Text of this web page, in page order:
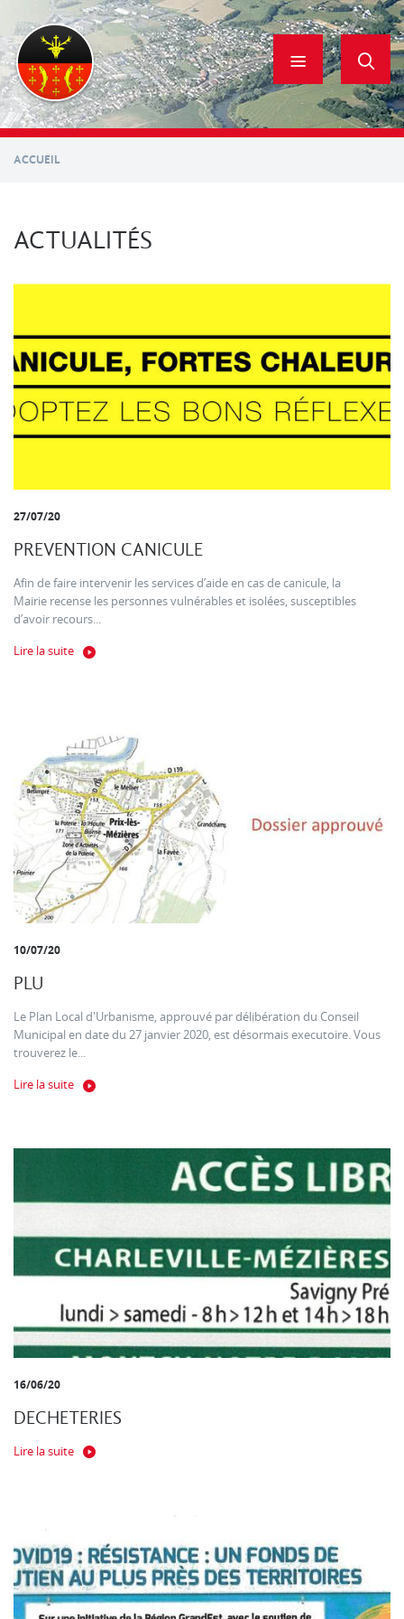
contenu
principal
ACCUEIL
ACTUALITÉS
27/07/20
PREVENTION CANICULE
Afin de faire intervenir les services d’aide en cas de canicule, la
Mairie recense les personnes vulnérables et isolées, susceptibles
d’avoir recours...
Lire la suite
10/07/20
PLU
Le Plan Local d'Urbanisme, approuvé par délibération du Conseil
Municipal en date du 27 janvier 2020, est désormais executoire. Vous
trouverez le...
Lire la suite
16/06/20
DECHETERIES
Lire la suite